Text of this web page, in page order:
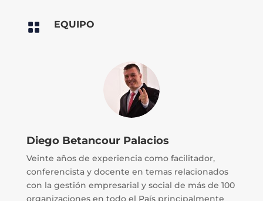
 EQUIPO
Diego Betancour Palacios
Veinte años de experiencia como facilitador,
conferencista y docente en temas relacionados
con la gestión empresarial y social de más de 100
organizaciones en todo el País principalmente